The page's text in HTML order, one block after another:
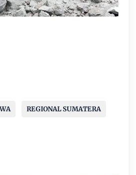
REGIONAL SUMATERA